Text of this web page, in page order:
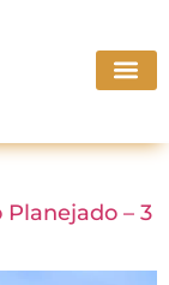
– 3